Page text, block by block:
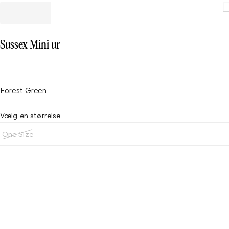
Sussex Mini ur
Forest Green
Vælg en størrelse
One Size